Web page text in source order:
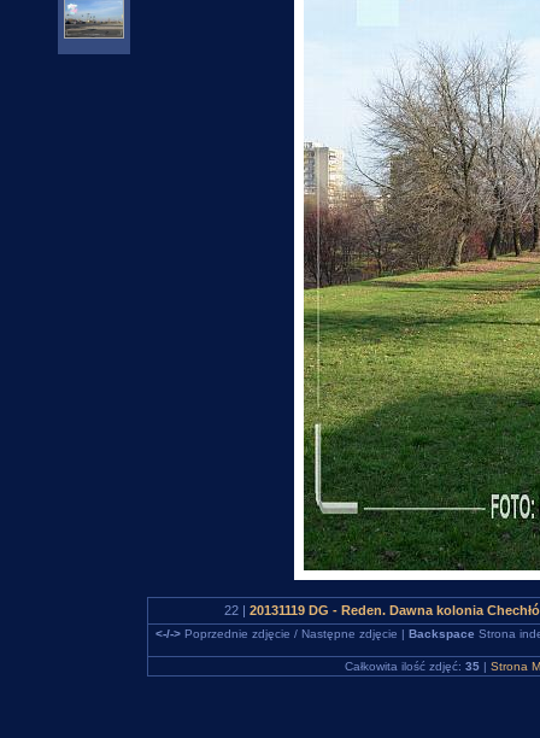
22 | 20131119 DG - Reden. Dawna kolonia
<-/->Poprzednie zdjęcie / Następne zdjęcie | Backspace Strona
Całkowita ilość zdjęć: 35 | Strona